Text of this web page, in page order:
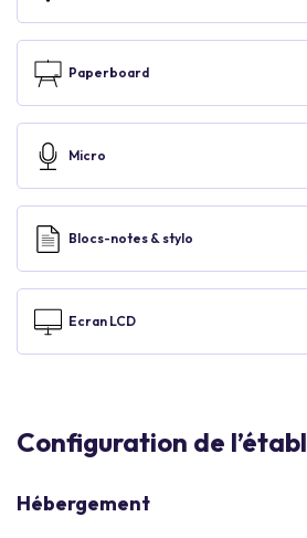
Paperboard
Micro
Blocs-notes & stylo
Ecran LCD
Configuration de
Hébergement